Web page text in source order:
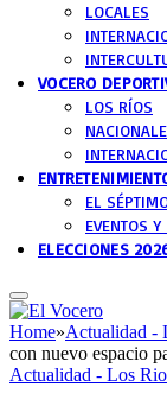
LOCALES
VOCERO
LOS RÍOS
EL
EVENTOS
ELECCIONES
Home»Actualidad -
con nuevo espacio
Actualidad - Los